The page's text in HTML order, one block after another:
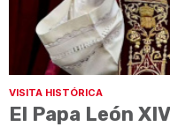
VISITA HISTÓRICA
El Papa León